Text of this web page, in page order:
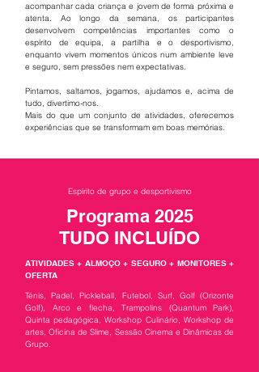
acompanhar cada criança e jovem de forma próxima e
atenta. Ao longo da semana, os participantes
desenvolvem competências importantes como o
espírito de equipa, a partilha e o desportivismo,
enquanto vivem momentos únicos num ambiente leve
e seguro, sem pressões nem expectativas.
Pintamos, saltamos, jogamos, ajudamos e, acima de
tudo, divertimo-nos.
Mais do que um conjunto de atividades, oferecemos
experiências que se transformam em boas memórias.
Espírito de grupo e desportivismo
Programa 2025
TUDO INCLUÍDO
ATIVIDADES + ALMOÇO + SEGURO + MONITORES +
OFERTA
Ténis, Padel, Pickleball, Futebol, Surf, Golf (Orizonte
Golf), Arco e flecha, Trampolins (Quantum Park),
Quinta pedagógica, Workshop Culinário, Workshop de
artes, Oficina de Slime, Sessão Cinema e Dinâmicas de
Grupo.​